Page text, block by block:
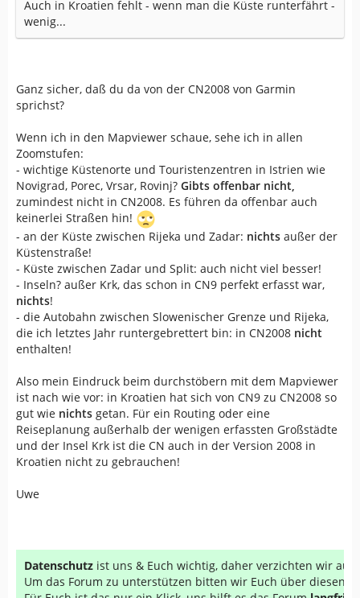
Auch in Kroatien fehlt - wenn man die Küste runterfährt -
wenig...
Ganz sicher, daß du da von der CN2008 von Garmin
sprichst?
Wenn ich in den Mapviewer schaue, sehe ich in allen
Zoomstufen:
- wichtige Küstenorte und Touristenzentren in Istrien wie
Novigrad, Porec, Vrsar, Rovinj? Gibts offenbar nicht,
zumindest nicht in CN2008. Es führen da offenbar auch
keinerlei Straßen hin!
- an der Küste zwischen Rijeka und Zadar: nichts außer der
Küstenstraße!
- Küste zwischen Zadar und Split: auch nicht viel besser!
- Inseln? außer Krk, das schon in CN9 perfekt erfasst war,
nichts!
- die Autobahn zwischen Slowenischer Grenze und Rijeka,
die ich letztes Jahr runtergebrettert bin: in CN2008 nicht
enthalten!
Also mein Eindruck beim durchstöbern mit dem Mapviewer
ist nach wie vor: in Kroatien hat sich von CN9 zu CN2008 so
gut wie nichts getan. Für ein Routing oder eine
Reiseplanung außerhalb der wenigen erfassten Großstädte
und der Insel Krk ist die CN auch in der Version 2008 in
Kroatien nicht zu gebrauchen!
Uwe
Datenschutz ist uns & Euch wichtig, daher verzichten wir auf
Um das Forum zu unterstützen bitten wir Euch über diesen